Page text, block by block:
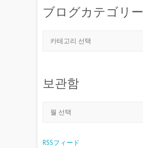
ブログカテゴリー
보관함
RSSフィード